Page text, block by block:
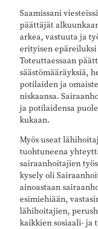
Saamissani
päättäjät
arkea, vastuuta ja
erityisen epäreiluksi
Toteuttaessaan
säästömääräyksiä,
potilaiden ja
niskaansa.
ja potilaidensa
kukaan.
Myös useat
tuohtuneena
sairaanhoitajien
kysely oli
ainoastaan
esimiehiään,
lähihoitajien,
kaikkien sosiaali- ja